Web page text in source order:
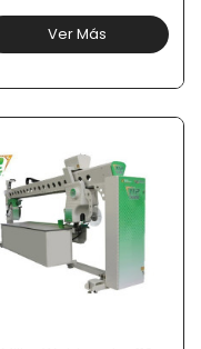
Ver Más